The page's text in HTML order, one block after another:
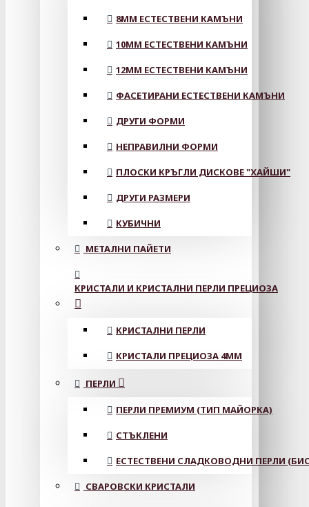
8MM ЕСТЕСТВЕНИ КАМЪНИ
10MM ЕСТЕСТВЕНИ КАМЪНИ
12MM ЕСТЕСТВЕНИ КАМЪНИ
ФАСЕТИРАНИ ЕСТЕСТВЕНИ КАМЪНИ
ДРУГИ ФОРМИ
НЕПРАВИЛНИ ФОРМИ
ПЛОСКИ КРЪГЛИ ДИСКОВЕ "ХАЙШИ"
ДРУГИ РАЗМЕРИ
КУБИЧНИ
МЕТАЛНИ ПАЙЕТИ
КРИСТАЛИ И КРИСТАЛНИ ПЕРЛИ ПРЕЦИОЗА
КРИСТАЛНИ ПЕРЛИ
КРИСТАЛИ ПРЕЦИОЗА 4ММ
ПЕРЛИ
ПЕРЛИ ПРЕМИУМ (ТИП МАЙОРКА)
СТЪКЛЕНИ
ЕСТЕСТВЕНИ СЛАДКОВОДНИ ПЕРЛИ
СВАРОВСКИ КРИСТАЛИ